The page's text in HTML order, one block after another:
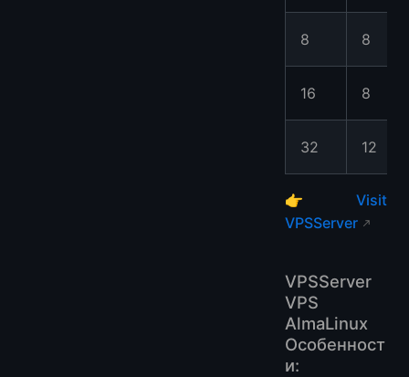
8 8
16 8
32 12
👉 Visit
VPSServer
VPSServer
VPS
AlmaLinux
Особенност
и: